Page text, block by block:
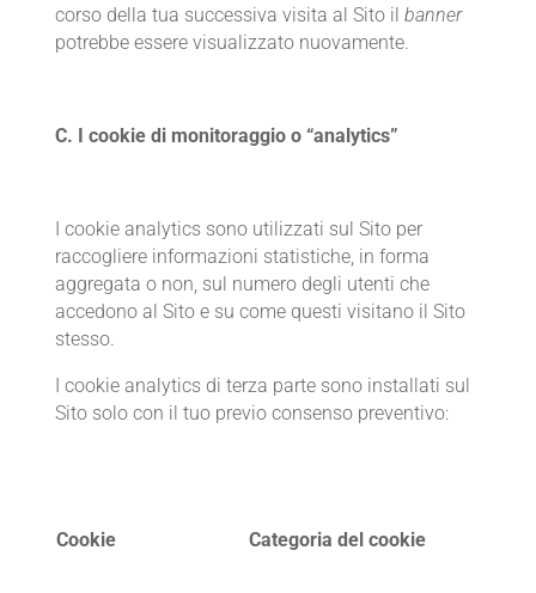
corso della tua successiva visita al Sito il banner
potrebbe essere visualizzato nuovamente.
C. I cookie di monitoraggio o “analytics”
I cookie analytics sono utilizzati sul Sito per
raccogliere informazioni statistiche, in forma
aggregata o non, sul numero degli utenti che
accedono al Sito e su come questi visitano il Sito
stesso.
I cookie analytics di terza parte sono installati sul
Sito solo con il tuo previo consenso preventivo:
Cookie Categoria del cookie